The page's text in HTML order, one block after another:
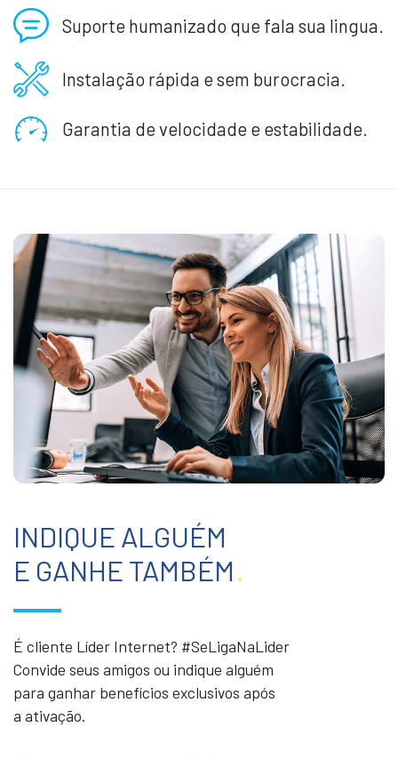
Suporte humanizado que fala sua lingua.
Instalação rápida e sem burocracia.
Garantia de velocidade e estabilidade.
INDIQUE ALGUÉM
E GANHE TAMBÉM.
É cliente Líder Internet? #SeLigaNaLider
Convide seus amigos ou indique alguém
para ganhar benefícios exclusivos após
a ativação.